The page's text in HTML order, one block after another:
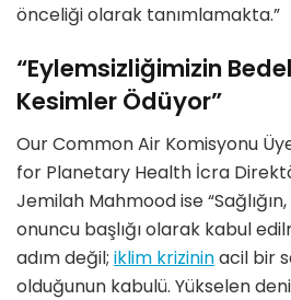
önceliği olarak tanımlamakta.”
“Eylemsizliğimizin
Kesimler Ödüyor”
Our Common Air Komisyonu
for Planetary Health İcra
Jemilah Mahmood ise
onuncu başlığı olarak kabul
adım değil; iklim krizininacil bir
olduğunun kabulü. Yükselen